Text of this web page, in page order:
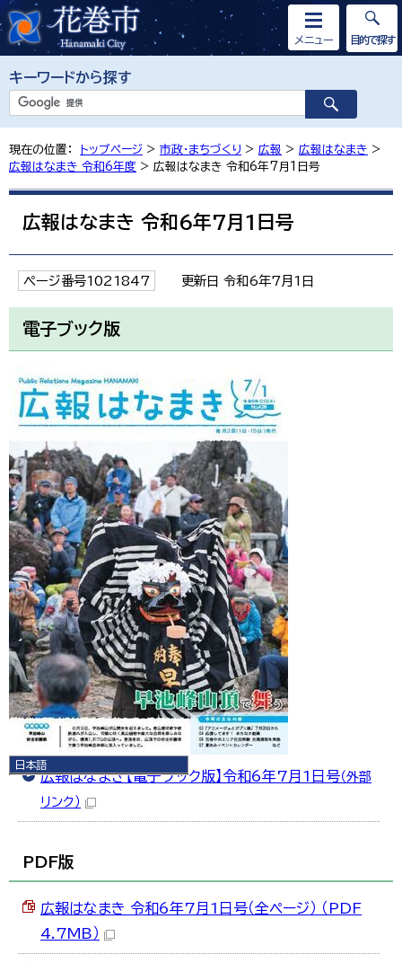
キーワードから探す
メニュー
日本語
日本語
English
目的で探す
現在の位置： トップページ > 市政・まちづくり > 広報 > 広報はなまき >
広報はなまき 令和6年度 > 広報はなまき 令和6年7月1日号
広報はなまき 令和6年7月1日号
ページ番号1021847 更新日 令和6年7月1日
電子ブック版
広報はなまき【電子ブック版】令和6年7月1日号（外部
リンク）
PDF版
広報はなまき 令和6年7月1日号（全ページ） （PDF
4.7MB）